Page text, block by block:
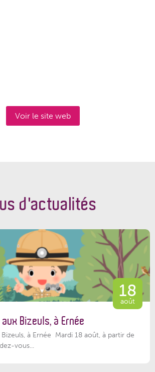
Voir le site web
d'actualités
18
août
Bizeuls, à Ernée
à Ernée Mardi 18 août, à partir de
vous...